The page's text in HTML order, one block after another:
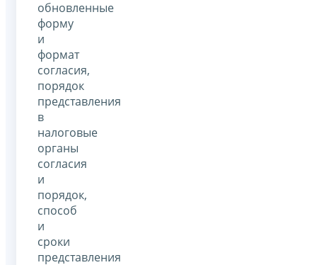
обновленные
форму
и
формат
согласия,
порядок
представления
в
налоговые
органы
согласия
и
порядок,
способ
и
сроки
представления